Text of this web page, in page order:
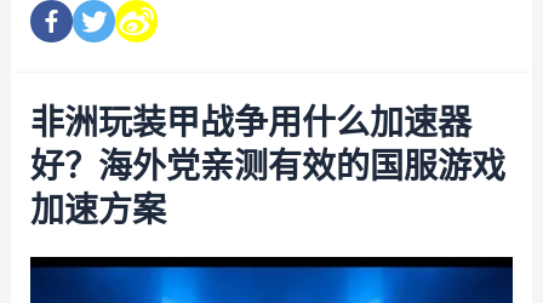
非洲玩装甲战争用什么加速器
好？海外党亲测有效的国服游戏
加速方案